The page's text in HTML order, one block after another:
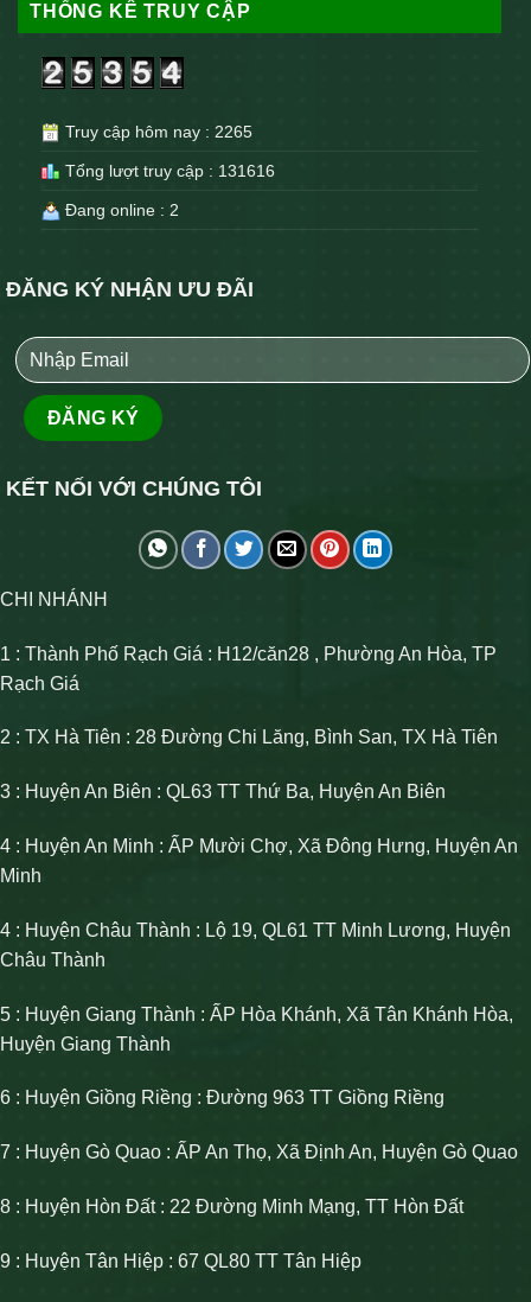
THỐNG KÊ TRUY CẬP
Truy cập hôm nay : 2265
Tổng lượt truy cập : 131616
Đang online : 2
ĐĂNG KÝ NHẬN ƯU ĐÃI
KẾT NỐI VỚI CHÚNG TÔI
CHI NHÁNH
1 : Thành Phố Rạch Giá : H12/căn28 , Phường An Hòa, TP
Rạch Giá
2 : TX Hà Tiên : 28 Đường Chi Lăng, Bình San, TX Hà Tiên
3 : Huyện An Biên : QL63 TT Thứ Ba, Huyện An Biên
4 : Huyện An Minh : ẤP Mười Chợ, Xã Đông Hưng, Huyện An
Minh
4 : Huyện Châu Thành : Lộ 19, QL61 TT Minh Lương, Huyện
Châu Thành
5 : Huyện Giang Thành : ẤP Hòa Khánh, Xã Tân Khánh Hòa,
Huyện Giang Thành
6 : Huyện Giồng Riềng : Đường 963 TT Giồng Riềng
7 : Huyện Gò Quao : ẤP An Thọ, Xã Định An, Huyện Gò Quao
8 : Huyện Hòn Đất : 22 Đường Minh Mạng, TT Hòn Đất
9 : Huyện Tân Hiệp : 67 QL80 TT Tân Hiệp